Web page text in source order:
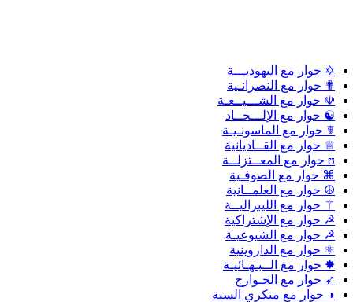
✡ حوار مع اليهوديـــة
✟ حوار مع النصرانـية
☫ حوار مع الشـــيــعـة
☯ حوار مع الإلـــحــاد
☤ حوار مع الماسونـيـة
♕ حوار مع القــاديانية
ʊ حوار مع المعــتزلــة
⌘ حوار مع الصوفـية
☮ حوار مع العلمــانية
⚚ حوار مع الليبراليــة
☭ حوار مع الإشتراكية
☭ حوار مع الشيوعيـة
⚛ حوار مع الداروينية
✸ حوار مع الــبـهـائيـة
➶ حوار مع الخـوارج
◑ حوار مع منكري السنة